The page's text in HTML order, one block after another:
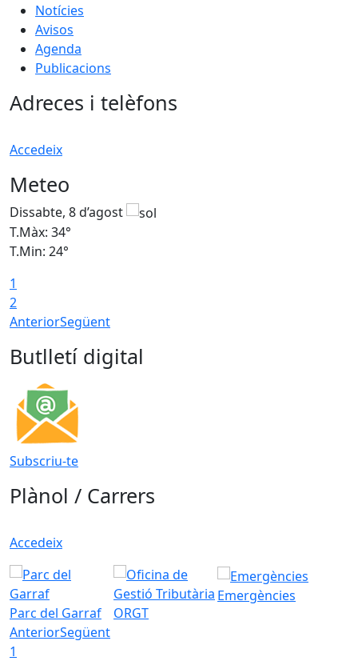
Notícies
Avisos
Agenda
Publicacions
Adreces i telèfons
Accedeix
Meteo
Dissabte, 8 d’agost
T.Màx: 34°
T.Min: 24°
1
2
AnteriorSegüent
Butlletí digital
Subscriu-te
Plànol / Carrers
Accedeix
Parc del Garraf ORGT
Emergències
AnteriorSegüent
1